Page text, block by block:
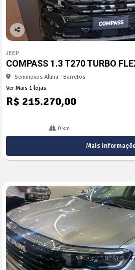
Co
arti
lhe
JEEP
COMPASS 1.3 T270 TURBO
Seminovos Allma - Barretos
Ver Mais 1 lojas
R$ 215.270,00
0 km
Mais